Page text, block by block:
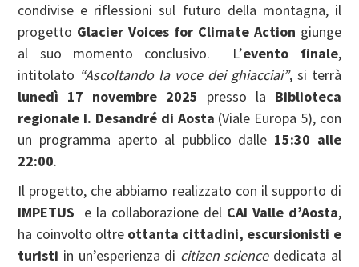
condivise e riflessioni sul futuro della montagna, il
progetto Glacier Voices for Climate Action giunge
al suo momento conclusivo. L’evento finale,
intitolato “Ascoltando la voce dei ghiacciai”, si terrà
lunedì 17 novembre 2025 presso la Biblioteca
regionale I. Desandré di Aosta (Viale Europa 5), con
un programma aperto al pubblico dalle 15:30 alle
22:00.
Il progetto, che abbiamo realizzato con il supporto di
IMPETUS e la collaborazione del CAI Valle d’Aosta,
ha coinvolto oltre ottanta cittadini, escursionisti e
turisti in un’esperienza di citizen sciencededicata al